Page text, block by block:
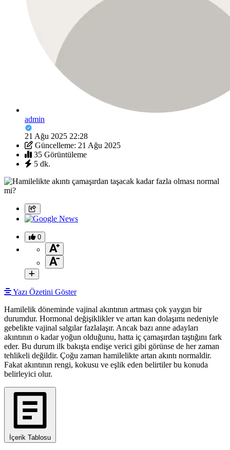
admin
21 Ağu 2025 22:28
Güncelleme: 21 Ağu 2025
35 Görüntüleme
5 dk.
0
Yazı Özetini Göster
Hamilelik döneminde vajinal akıntının artması çok yaygın bir
durumdur. Hormonal değişiklikler ve artan kan dolaşımı nedeniyle
gebelikte vajinal salgılar fazlalaşır. Ancak bazı anne adayları
akıntının o kadar yoğun olduğunu, hatta iç çamaşırdan taştığını fark
eder. Bu durum ilk bakışta endişe verici gibi görünse de her zaman
tehlikeli değildir. Çoğu zaman hamilelikte artan akıntı normaldir.
Fakat akıntının rengi, kokusu ve eşlik eden belirtiler bu konuda
belirleyici olur.
İçerik Tablosu